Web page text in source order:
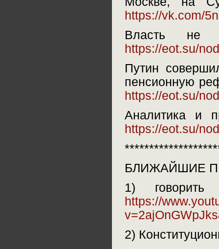
https://vk.com/
Власть не
https://eot.su/
Путин
пенсионную
https://eot.su/
Аналитика и
https://eot.su/
БЛИЖАЙШИЕ
1)
https://
2)